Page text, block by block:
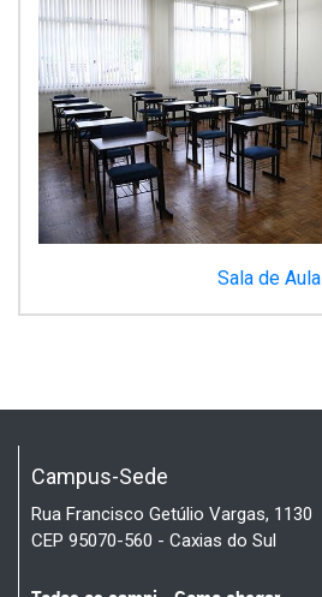
Sala de Aula
Campus-Sede
Rua Francisco Getúlio Vargas, 1130
CEP 95070-560 - Caxias do Sul